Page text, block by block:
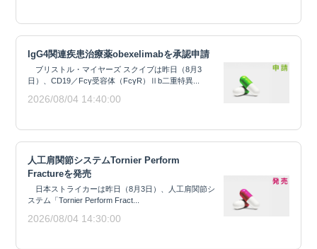
IgG4関連疾患治療薬obexelimabを承認申請
ブリストル・マイヤーズ スクイブは昨日（8月3
日）、CD19／Fcγ受容体（FcγR）Ⅱb二重特異...
2026/08/04 14:40:00
人工肩関節システムTornier Perform
Fractureを発売
日本ストライカーは昨日（8月3日）、人工肩関節シ
ステム「Tornier Perform Fract...
2026/08/04 14:30:00